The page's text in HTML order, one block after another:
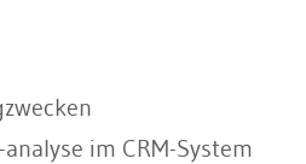
im CRM-System